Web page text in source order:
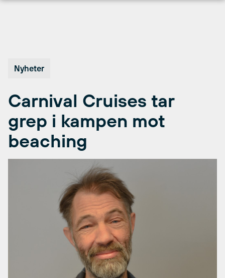
Nyheter
Carnival Cruises tar
grep i kampen mot
beaching